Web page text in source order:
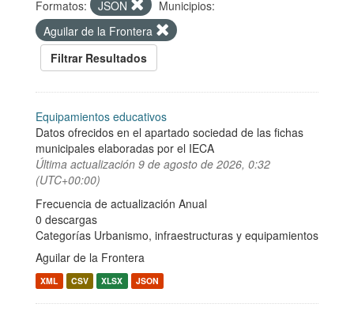
Formatos: JSON
Municipios:
Aguilar de la Frontera
Filtrar Resultados
Equipamientos educativos
Datos ofrecidos en el apartado sociedad de las fichas
municipales elaboradas por el IECA
Última actualización 9 de agosto de 2026, 0:32
(UTC+00:00)
Frecuencia de actualización Anual
0 descargas
Categorías Urbanismo, infraestructuras y equipamientos
Aguilar de la Frontera
XML CSV XLSX JSON